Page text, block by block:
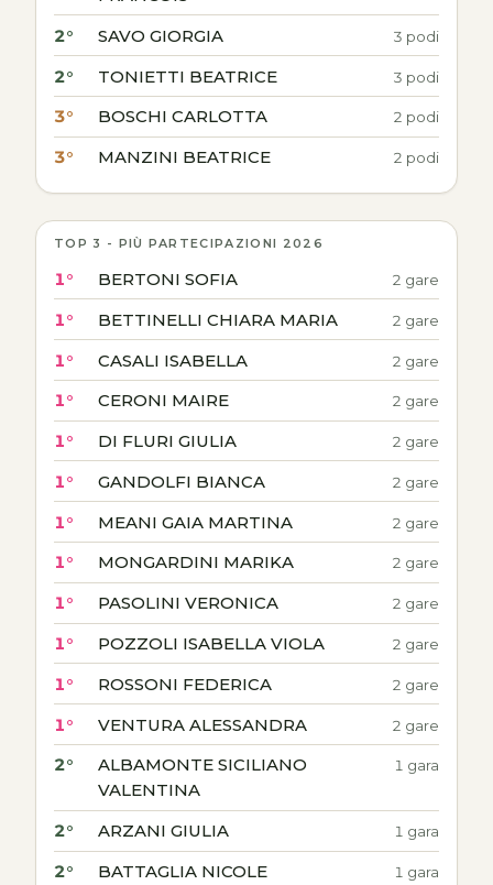
2°
SAVO GIORGIA 3 podi
2° TONIETTI BEATRICE 3 podi
3° BOSCHI CARLOTTA 2 podi
3° MANZINI BEATRICE 2 podi
TOP 3 - PIÙ PARTECIPAZIONI 2026
1° BERTONI SOFIA 2 gare
1° BETTINELLI CHIARA MARIA 2 gare
1° CASALI ISABELLA 2 gare
1° CERONI MAIRE 2 gare
1° DI FLURI GIULIA 2 gare
1° GANDOLFI BIANCA 2 gare
1° MEANI GAIA MARTINA 2 gare
1° MONGARDINI MARIKA 2 gare
1° PASOLINI VERONICA 2 gare
1° POZZOLI ISABELLA VIOLA 2 gare
1° ROSSONI FEDERICA 2 gare
1° VENTURA ALESSANDRA 2 gare
2°
ALBAMONTE SICILIANO
VALENTINA
1 gara
2° ARZANI GIULIA 1 gara
2° BATTAGLIA NICOLE 1 gara